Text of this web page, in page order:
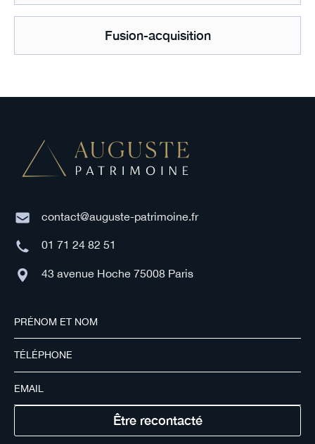
Fusion-acquisition
contact@auguste-patrimoine.fr
01 71 24 82 51
43 avenue Hoche 75008 Paris